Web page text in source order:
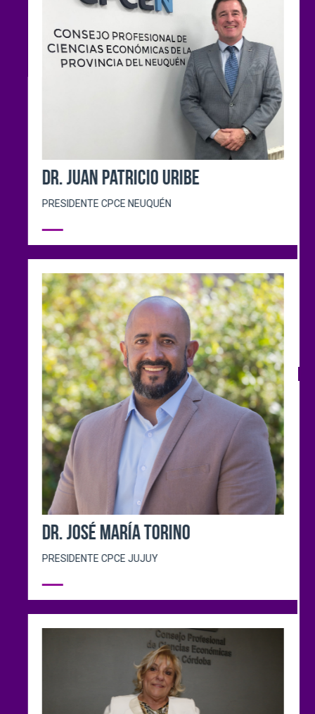
Dr. Emiliano Zarco
PRESIDENTE CPCE DE MENDOZA
DR. GUSTAVO EDUARDO DIEZ